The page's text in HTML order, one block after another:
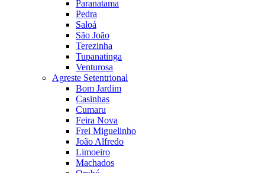
Paranatama
Pedra
Saloá
São João
Terezinha
Tupanatinga
Venturosa
Agreste Setentrional
Bom Jardim
Casinhas
Cumaru
Feira Nova
Frei Miguelinho
João Alfredo
Limoeiro
Machados